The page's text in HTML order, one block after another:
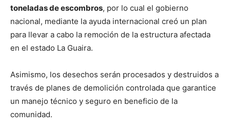
toneladas de escombros, por lo cual el gobierno
nacional, mediante la ayuda internacional creó un plan
para llevar a cabo la remoción de la estructura afectada
en el estado La Guaira.
Asimismo, los desechos serán procesados y destruidos a
través de planes de demolición controlada que garantice
un manejo técnico y seguro en beneficio de la
comunidad.